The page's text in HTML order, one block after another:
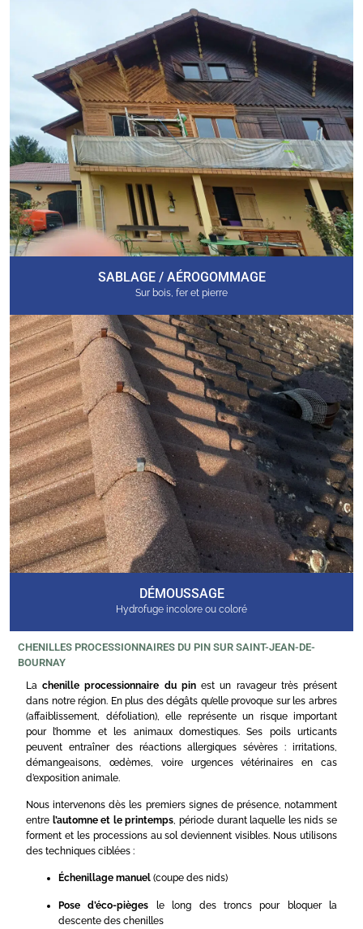
SABLAGE / AÉROGOMMAGE
Sur bois, fer et pierre
DÉMOUSSAGE
Hydrofuge incolore ou coloré
CHENILLES PROCESSIONNAIRES DU PIN SUR SAINT-JEAN-DE-
BOURNAY
Lachenille processionnaire du pinest un ravageur très présent
dans notre région. En plus des dégâts qu’elle provoque sur les arbres
(affaiblissement, défoliation), elle représente un risque important
pour l’homme et les animaux domestiques. Ses poils urticants
peuvent entraîner des réactions allergiques sévères : irritations,
démangeaisons, œdèmes, voire urgences vétérinaires en cas
d’exposition animale.
Nous intervenons dès les premiers signes de présence, notamment
entre l’automne et le printemps, période durant laquelle les nids se
forment et les processions au sol deviennent visibles. Nous utilisons
des techniques ciblées :
Échenillage manuel (coupe des nids)
Pose d’éco-pièges le long des troncs pour bloquer la
descente des chenilles